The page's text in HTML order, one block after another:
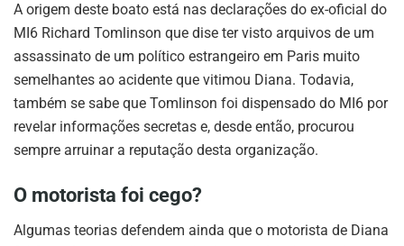
A origem deste boato está nas declarações do ex-oficial do
MI6 Richard Tomlinson que dise ter visto arquivos de um
assassinato de um político estrangeiro em Paris muito
semelhantes ao acidente que vitimou Diana. Todavia,
também se sabe que Tomlinson foi dispensado do MI6 por
revelar informações secretas e, desde então, procurou
sempre arruinar a reputação desta organização.
O motorista foi cego?
Algumas teorias defendem ainda que o motorista de Diana